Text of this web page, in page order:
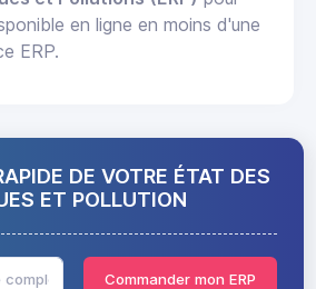
en ligne en moins d'une
ERP.
DE VOTRE ÉTAT DES
ET POLLUTION
Commander mon ERP